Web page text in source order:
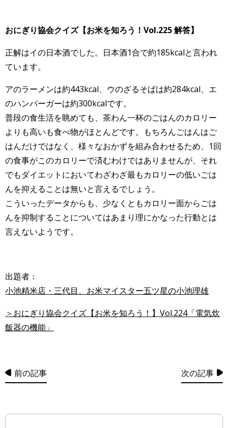
おにぎり協会クイズ【お米を知ろう！Vol.225 解答】
正解はイの日本酒でした。日本酒1合で約185kcalと言われ
ています。
アのラーメンは約443kcal、ウのざるそばは約284kcal、エ
のハンバーガーは約300kcalです。
普段の食生活を眺めても、茶わん一杯のごはんのカロリー
よりも高いも食べ物がほとんどです。もちろんごはんはご
はんだけではなく、様々なおかずを組み合わせるため、1回
の食事がこのカロリーで済むわけではありませんが、それ
でもダイエットにおいてわざわざ最もカロリーの低いごは
んを抑えることは無いと言えるでしょう。
こういったデータからも、少なくともカロリー面からごは
んを抑制することについてはあまり理にかなった行動とは
言えないようです。
出題者：
小池精米店・三代目、お米マイスター五ツ星の小池理雄
＞おにぎり協会クイズ【お米を知ろう！】Vol.224「電気炊
飯器の機能」
前の記事 次の記事